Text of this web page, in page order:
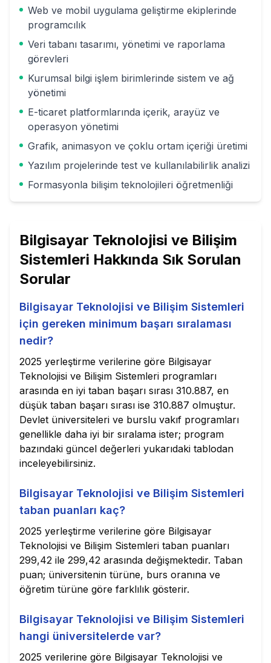
Web ve mobil uygulama geliştirme ekiplerinde
programcılık
Veri tabanı tasarımı, yönetimi ve raporlama
görevleri
Kurumsal bilgi işlem birimlerinde sistem ve ağ
yönetimi
E-ticaret platformlarında içerik, arayüz ve
operasyon yönetimi
Grafik, animasyon ve çoklu ortam içeriği üretimi
Yazılım projelerinde test ve kullanılabilirlik analizi
Formasyonla bilişim teknolojileri öğretmenliği
Bilgisayar Teknolojisi ve Bilişim
Sistemleri Hakkında Sık Sorulan
Sorular
Bilgisayar Teknolojisi ve Bilişim Sistemleri
için gereken minimum başarı sıralaması
nedir?
2025 yerleştirme verilerine göre Bilgisayar
Teknolojisi ve Bilişim Sistemleri programları
arasında en iyi taban başarı sırası 310.887, en
düşük taban başarı sırası ise 310.887 olmuştur.
Devlet üniversiteleri ve burslu vakıf programları
genellikle daha iyi bir sıralama ister; program
bazındaki güncel değerleri yukarıdaki tablodan
inceleyebilirsiniz.
Bilgisayar Teknolojisi ve Bilişim Sistemleri
taban puanları kaç?
2025 yerleştirme verilerine göre Bilgisayar
Teknolojisi ve Bilişim Sistemleri taban puanları
299,42 ile 299,42 arasında değişmektedir. Taban
puan; üniversitenin türüne, burs oranına ve
öğretim türüne göre farklılık gösterir.
Bilgisayar Teknolojisi ve Bilişim Sistemleri
hangi üniversitelerde var?
2025 verilerine göre Bilgisayar Teknolojisi ve